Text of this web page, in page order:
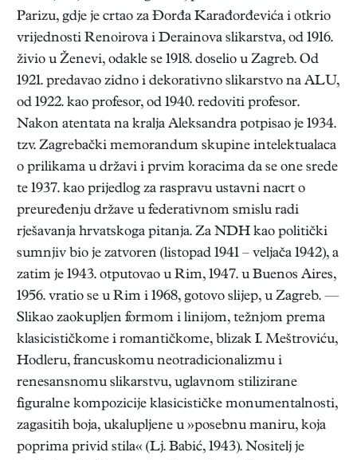
Parizu, gdje je crtao za Đorđa Karađorđevića i otkrio
vrijednosti Renoirova i Derainova slikarstva, od 1916.
živio u Ženevi, odakle se 1918. doselio u Zagreb. Od
1921. predavao zidno i dekorativno slikarstvo na ALU,
od 1922. kao profesor, od 1940. redoviti profesor.
Nakon atentata na kralja Aleksandra potpisao je 1934.
tzv. Zagrebački memorandum skupine intelektualaca
o prilikama u državi i prvim koracima da se one srede
te 1937. kao prijedlog za raspravu ustavni nacrt o
preuređenju države u federativnom smislu radi
rješavanja hrvatskoga pitanja. Za NDH kao politički
sumnjiv bio je zatvoren (listopad 1941 – veljača 1942), a
zatim je 1943. otputovao u Rim, 1947. u Buenos Aires,
1956. vratio se u Rim i 1968, gotovo slijep, u Zagreb. —
Slikao zaokupljen formom i linijom, težnjom prema
klasicističkome i romantičkome, blizak I. Meštroviću,
Hodleru, francuskomu neotradicionalizmu i
renesansnomu slikarstvu, uglavnom stilizirane
figuralne kompozicije klasicističke monumentalnosti,
zagasitih boja, ukalupljene u »posebnu maniru, koja
poprima privid stila« (Lj. Babić, 1943). Nositelj je